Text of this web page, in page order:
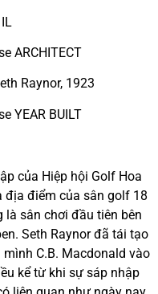
ARCHITECT
Raynor, 1923
YEAR BUILT
của Hiệp hội Golf Hoa
địa điểm của sân golf 18
là sân chơi đầu tiên bên
Seth Raynor đã tái tạo
C.B. Macdonald vào
kể từ khi sự sáp nhập